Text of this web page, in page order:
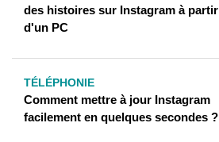
des histoires sur Instagram à partir
d'un PC
TÉLÉPHONIE
Comment mettre à jour Instagram
facilement en quelques secondes ?